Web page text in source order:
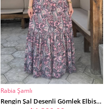
SEPETE EKLE
Rabia Şamlı
Rengin Şal Desenli Gömlek Elbise Pembe